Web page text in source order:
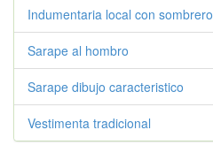
Indumentaria local con sombrero
Sarape al hombro
Sarape dibujo caracteristico
Vestimenta tradicional